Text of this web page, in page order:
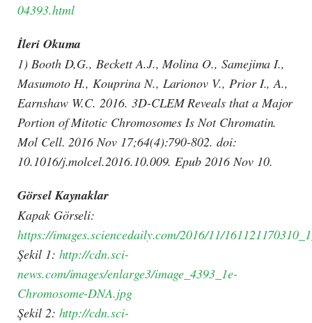
04393.html
İleri Okuma
1) Booth D,G., Beckett A.J., Molina O., Samejima I.,
Masumoto H., Kouprina N., Larionov V., Prior I., A.,
Earnshaw W.C. 2016. 3D-CLEM Reveals that a Major
Portion of Mitotic Chromosomes Is Not Chromatin.
Mol Cell. 2016 Nov 17;64(4):790-802. doi:
10.1016/j.molcel.2016.10.009. Epub 2016 Nov 10.
Görsel Kaynaklar
Kapak Görseli:
https://images.sciencedaily.com/2016/11/
Şekil 1: http://cdn.sci-
news.com/images/enlarge3/image_4393_1e-
Chromosome-DNA.jpg
Şekil 2: http://cdn.sci-